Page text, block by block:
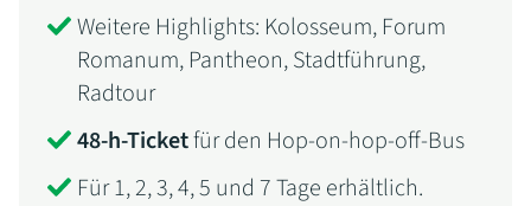
Weitere Highlights: Kolosseum, Forum
Romanum, Pantheon, Stadtführung,
Radtour
48-h-Ticketfür den Hop-on-hop-off-Bus
Für 1, 2, 3, 4, 5 und 7 Tage erhältlich.